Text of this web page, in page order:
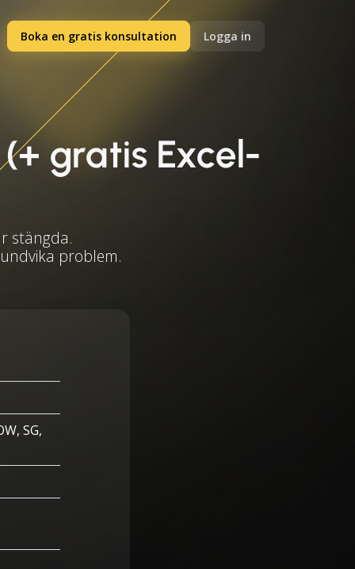
Boka en gratis konsultation Logga in
gratis Excel-
stängda.
problem.
SG,